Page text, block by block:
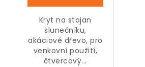
Kryt na stojan
slunečníku,
akáciové dřevo, pro
venkovní použití,
čtvercový...